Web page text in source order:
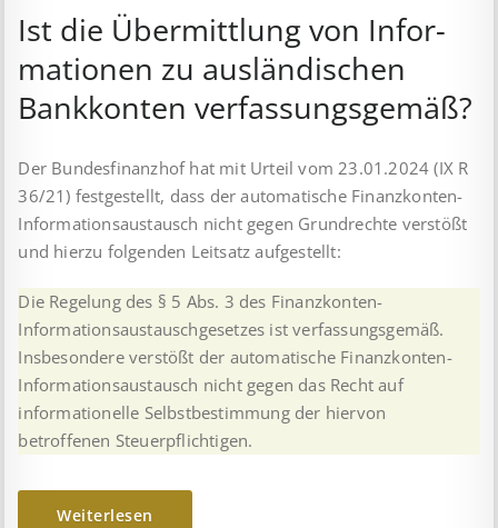
Ist die Über­mitt­lung von In­for­
mat­ion­en zu aus­länd­isch­en
Bank­kont­en ver­fass­ungs­ge­mäß?
Der Bundesfinanzhof hat mit Urteil vom 23.01.2024 (IX R
36/21) festgestellt, dass der automatische Finanzkonten-
Informationsaustausch nicht gegen Grundrechte verstößt
und hierzu folgenden Leitsatz aufgestellt:
Die Regelung des § 5 Abs. 3 des Finanzkonten-
Informationsaustauschgesetzes ist verfassungsgemäß.
Insbesondere verstößt der automatische Finanzkonten-
Informationsaustausch nicht gegen das Recht auf
informationelle Selbstbestimmung der hiervon
betroffenen Steuerpflichtigen.
Weiterlesen